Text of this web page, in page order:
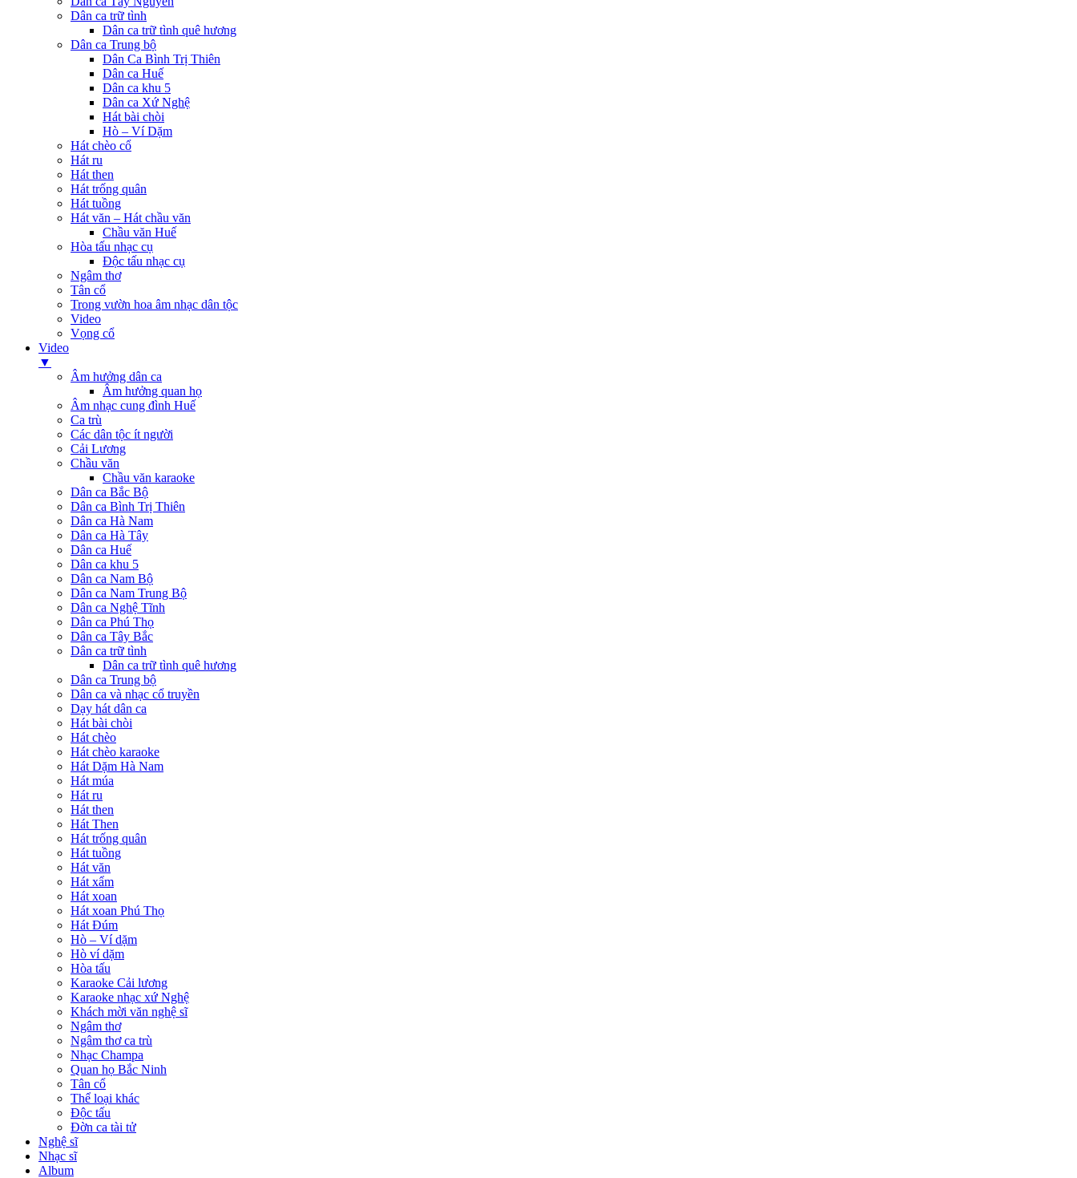
Dân ca trữ tình
Dân ca trữ tình quê hương
Dân ca Trung bộ
Dân Ca Bình Trị Thiên
Dân ca Huế
Dân ca khu 5
Dân ca Xứ Nghệ
Hát bài chòi
Hò – Ví Dặm
Hát chèo cổ
Hát ru
Hát then
Hát trống quân
Hát tuồng
Hát văn – Hát chầu văn
Chầu văn Huế
Hòa tấu nhạc cụ
Độc tấu nhạc cụ
Ngâm thơ
Tân cổ
Trong vườn hoa âm nhạc dân tộc
Video
Vọng cổ
Video
▼
Âm hưởng dân ca
Âm hưởng quan họ
Âm nhạc cung đình Huế
Ca trù
Các dân tộc ít người
Cải Lương
Chầu văn
Chầu văn karaoke
Dân ca Bắc Bộ
Dân ca Bình Trị Thiên
Dân ca Hà Nam
Dân ca Hà Tây
Dân ca Huế
Dân ca khu 5
Dân ca Nam Bộ
Dân ca Nam Trung Bộ
Dân ca Nghệ Tĩnh
Dân ca Phú Thọ
Dân ca Tây Bắc
Dân ca trữ tình
Dân ca trữ tình quê hương
Dân ca Trung bộ
Dân ca và nhạc cổ truyền
Dạy hát dân ca
Hát bài chòi
Hát chèo
Hát chèo karaoke
Hát Dặm Hà Nam
Hát múa
Hát ru
Hát then
Hát Then
Hát trống quân
Hát tuồng
Hát văn
Hát xẩm
Hát xoan
Hát xoan Phú Thọ
Hát Đúm
Hò – Ví dặm
Hò ví dặm
Hòa tấu
Karaoke Cải lương
Karaoke nhạc xứ Nghệ
Khách mời văn nghệ sĩ
Ngâm thơ
Ngâm thơ ca trù
Nhạc Champa
Quan họ Bắc Ninh
Tân cổ
Thể loại khác
Độc tấu
Đờn ca tài tử
Nghệ sĩ
Nhạc sĩ
Album